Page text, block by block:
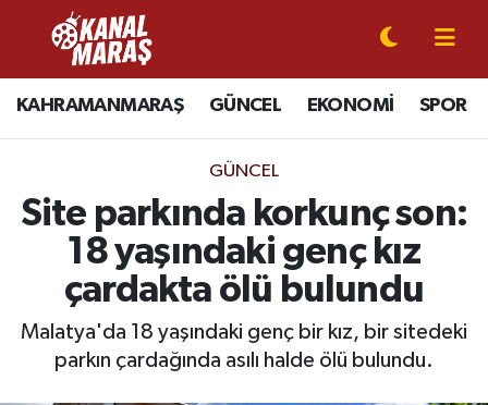
KAHRAMANMARAŞ GÜNCEL EKONOMİ SPOR
GÜNCEL
Site parkında korkunç son:
18 yaşındaki genç kız
çardakta ölü bulundu
Malatya'da 18 yaşındaki genç bir kız, bir sitedeki
parkın çardağında asılı halde ölü bulundu.
CANLI YAYIN
KAHRAMANMARAŞ
SPOR
SİYASET
EKONOMİ
Kahramanmaraş Nöbetçi Eczaneler
Kahramanmaraş Hava Durumu
Kahramanmaraş Trafik Yoğunluk Haritası
Süper Lig Puan Durumu ve Fikstür
Tüm Manşetler